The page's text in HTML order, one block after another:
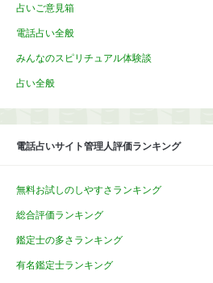
占いご意見箱
電話占い全般
みんなのスピリチュアル体験談
占い全般
電話占いサイト管理人評価ランキング
無料お試しのしやすさランキング
総合評価ランキング
鑑定士の多さランキング
有名鑑定士ランキング